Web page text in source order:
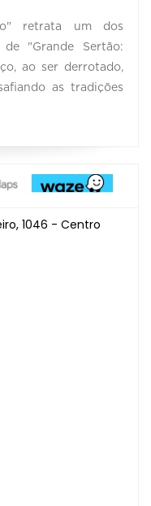
retrata um dos
de "Grande Sertão:
ao ser derrotado,
as tradições
1046 - Centro